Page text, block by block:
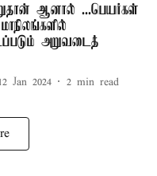
ஆனால் ...பெயர்கள்
அறுவடைத்
Jan 2024 2 min read